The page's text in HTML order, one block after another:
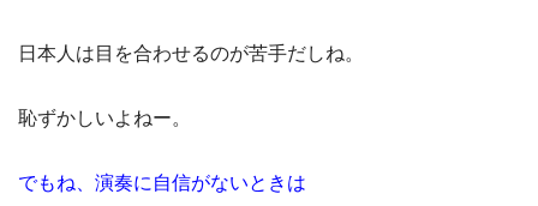
日本人は目を合わせるのが苦手だしね。
恥ずかしいよねー。
でもね、演奏に自信がないときは